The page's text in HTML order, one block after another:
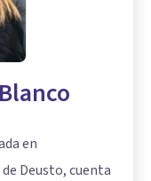
en
Deusto, cuenta